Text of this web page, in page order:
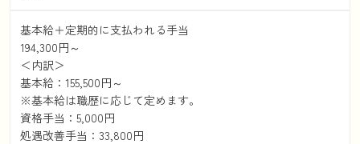
基本給＋定期的に支払われる手当
194,300円～
＜内訳＞
基本給：155,500円～
※基本給は職歴に応じて定めます。
資格手当：5,000円
処遇改善手当：33,800円